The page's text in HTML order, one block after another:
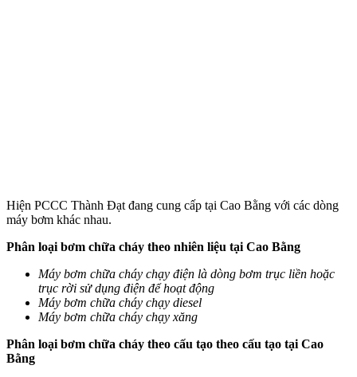
Hiện PCCC Thành Đạt đang cung cấp tại Cao Bằng với các dòng
máy bơm khác nhau.
Phân loại bơm chữa cháy theo nhiên liệu tại Cao Bằng
Máy bơm chữa cháy chạy điện là dòng bơm trục liền hoặc
trục rời sử dụng điện để hoạt động
Máy bơm chữa cháy chạy diesel
Máy bơm chữa cháy chạy xăng
Phân loại bơm chữa cháy theo cấu tạo theo cấu tạo tại Cao
Bằng